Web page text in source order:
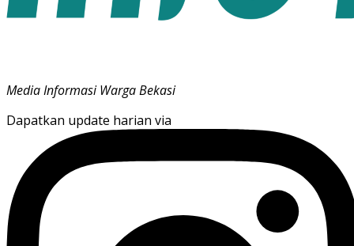
Media Informasi Warga Bekasi
Dapatkan update harian via